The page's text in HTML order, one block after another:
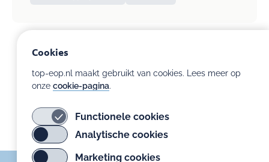
Cookies
top-eop.nl maakt gebruikt van cookies. Lees meer op
onze cookie-pagina.
Functionele cookies
Analytische cookies
Marketing cookies